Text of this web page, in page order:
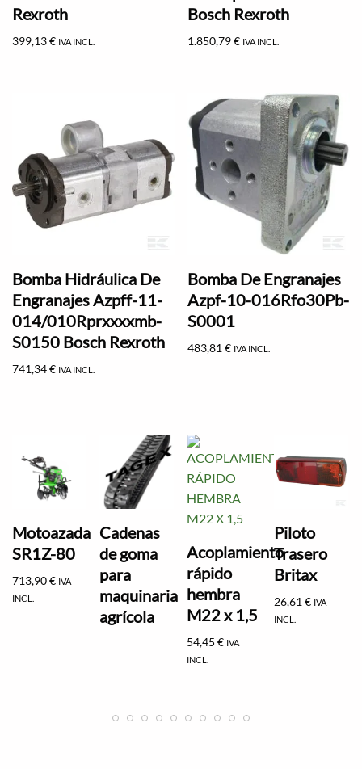
Rexroth
399,13€ IVA INCL.
Bosch Rexroth
1.850,79€ IVA INCL.
Bomba Hidráulica De
Engranajes Azpff-11-
014/010Rprxxxxmb-
S0150 Bosch Rexroth
741,34€ IVA INCL.
Bomba De Engranajes
Azpf-10-016Rfo30Pb-
S0001
483,81€ IVA INCL.
Motoazada
SR1Z-80
713,90€ IVA
INCL.
Cadenas
de goma
para
maquinaria
agrícola
Acoplamiento
rápido
hembra
M22 x 1,5
54,45€ IVA
INCL.
Piloto
Trasero
Britax
26,61€ IVA
INCL.